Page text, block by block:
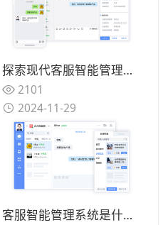
探索现代客服智能管理系统的全方位优势
2101
2024-11-29
客服智能管理系统是什么？提升客户服务效率与质量的综合解决方案